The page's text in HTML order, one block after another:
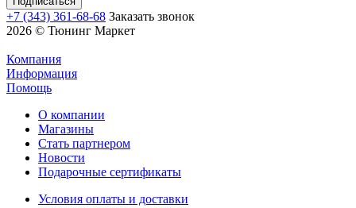
+7 (343) 361-68-68 Заказать звонок
2026 © Тюнинг Маркет
Компания
Информация
Помощь
О компании
Магазины
Стать партнером
Новости
Подарочные сертификаты
Условия оплаты и доставки